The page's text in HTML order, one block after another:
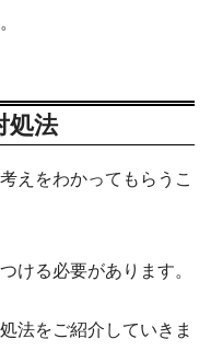
処法
えをわかってもらうこ
ける必要があります。
法をご紹介していきま